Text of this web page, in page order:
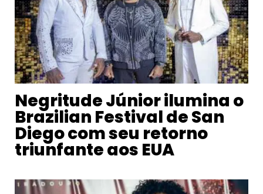
Negritude Júnior ilumina o
Brazilian Festival de San
Diego com seu retorno
triunfante aos EUA